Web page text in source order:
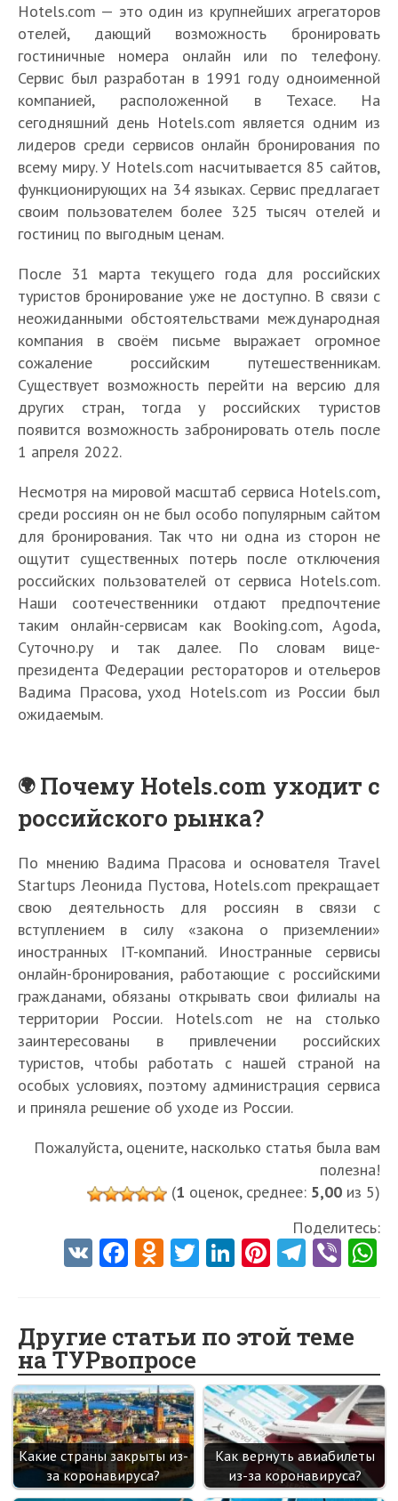
Hotels.com — это один из крупнейших агрегаторов
отелей, дающий возможность бронировать
гостиничные номера онлайн или по телефону.
Сервис был разработан в 1991 году одноименной
компанией, расположенной в Техасе. На
сегодняшний день Hotels.com является одним из
лидеров среди сервисов онлайн бронирования по
всему миру. У Hotels.com насчитывается 85 сайтов,
функционирующих на 34 языках. Сервис предлагает
своим пользователем более 325 тысяч отелей и
гостиниц по выгодным ценам.
После 31 марта текущего года для российских
туристов бронирование уже не доступно. В связи с
неожиданными обстоятельствами международная
компания в своём письме выражает огромное
сожаление российским путешественникам.
Существует возможность перейти на версию для
других стран, тогда у российских туристов
появится возможность забронировать отель после
1 апреля 2022.
Несмотря на мировой масштаб сервиса Hotels.com,
среди россиян он не был особо популярным сайтом
для бронирования. Так что ни одна из сторон не
ощутит существенных потерь после отключения
российских пользователей от сервиса Hotels.com.
Наши соотечественники отдают предпочтение
таким онлайн-сервисам как Booking.com, Agoda,
Суточно.ру и так далее. По словам вице-
президента Федерации рестораторов и отельеров
Вадима Прасова, уход Hotels.com из России был
ожидаемым.
Почему Hotels.com уходит с
российского рынка?
По мнению Вадима Прасова и основателя Travel
Startups Леонида Пустова, Hotels.com прекращает
свою деятельность для россиян в связи с
вступлением в силу «закона о приземлении»
иностранных IT-компаний. Иностранные сервисы
онлайн-бронирования, работающие с российскими
гражданами, обязаны открывать свои филиалы на
территории России. Hotels.com не на столько
заинтересованы в привлечении российских
туристов, чтобы работать с нашей страной на
особых условиях, поэтому администрация сервиса
и приняла решение об уходе из России.
Пожалуйста, оцените, насколько статья была вам
полезна!
(1 оценок, среднее: 5,00 из 5)
Поделитесь:
V Fa
o
o
k
O
o
kl
as
sn
ik
i
T
er
Li
dI
n
Pi
es
t
Te
a
m
Vi
Другие статьи по этой теме
на ТУРвопросе
Какие страны закрыты из-
за коронавируса?
Как вернуть авиабилеты
из-за коронавируса?